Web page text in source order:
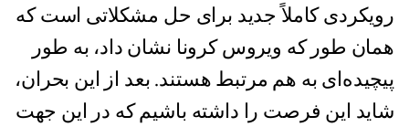
رویکردی کاملاً جدید برای حل مشکلاتی است که
همان طور که ویروس کرونا نشان داد، به طور
پیچیده‌ای به هم مرتبط هستند. بعد از این بحران،
شاید این فرصت را داشته باشیم که در این جهت